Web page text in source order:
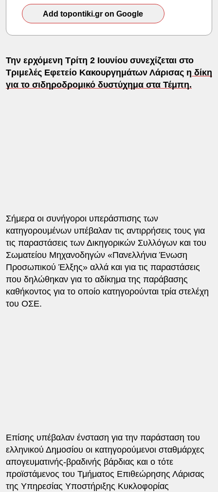
Add topontiki.gr on Google
Την ερχόμενη Τρίτη 2 Ιουνίου συνεχίζεται στο
Τριμελές Εφετείο Κακουργημάτων Λάρισας η δίκη
για το σιδηροδρομικό δυστύχημα στα Τέμπη.
Σήμερα οι συνήγοροι υπεράσπισης των
κατηγορουμένων υπέβαλαν τις αντιρρήσεις τους για
τις παραστάσεις των Δικηγορικών Συλλόγων και του
Σωματείου Μηχανοδηγών «Πανελλήνια Ένωση
Προσωπικού Έλξης» αλλά και για τις παραστάσεις
που δηλώθηκαν για το αδίκημα της παράβασης
καθήκοντος για το οποίο κατηγορούνται τρία στελέχη
του ΟΣΕ.
Επίσης υπέβαλαν ένσταση για την παράσταση του
ελληνικού Δημοσίου οι κατηγορούμενοι σταθμάρχες
απογευματινής-βραδινής βάρδιας και ο τότε
προϊστάμενος του Τμήματος Επιθεώρησης Λάρισας
της Υπηρεσίας Υποστήριξης Κυκλοφορίας